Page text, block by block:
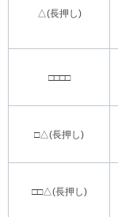
△(長押し)
□□□□
□△(長押し)
□□△(長押し)